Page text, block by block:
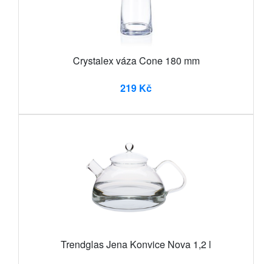
Crystalex váza Cone 180 mm
219 Kč
Trendglas Jena Konvice Nova 1,2 l